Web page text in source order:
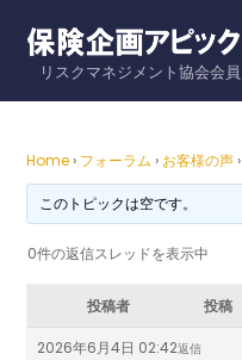
contentリスクマネジメント協会会員
Home › フォーラム › お客様の声 ›
このトピックは空です。
0件の返信スレッドを表示中
投稿者 投稿
2026年6月4日 02:42返信